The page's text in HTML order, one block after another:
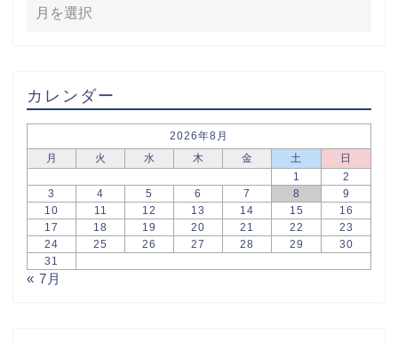
カレンダー
2026年8月
月
火 水 木 金 土
日
1
2
3
4 5 6 7 8
9
10
11 12 13 14 15
16
17
18 19 20 21 22
23
24
25 26 27 28 29
30
31
« 7月